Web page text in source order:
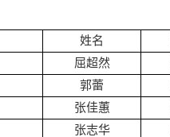
姓名
屈超然
郭蕾
张佳蕙
张志华